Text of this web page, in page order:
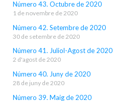
Número 43. Octubre de 2020
1 de novembre de 2020
Número 42. Setembre de 2020
30 de setembre de 2020
Número 41. Juliol-Agost de 2020
2 d'agost de 2020
Número 40. Juny de 2020
28 de juny de 2020
Número 39. Maig de 2020